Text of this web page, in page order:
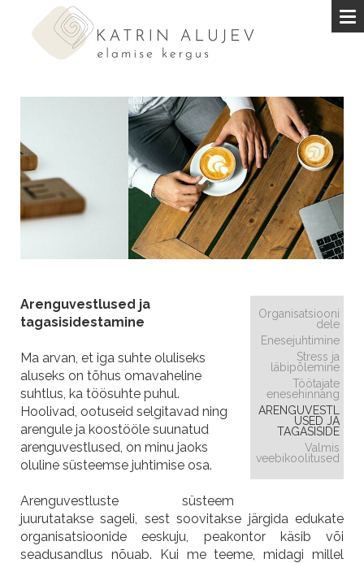
Organisatsiooni
dele
Enesejuhtimine
Stress ja
läbipõlemine
Töötajate
enesehinnang
ARENGUVESTL
USED JA
TAGASISIDE
Valmis
veebikoolitused
Arenguvestlused ja
tagasisidestamine
Ma arvan, et iga suhte oluliseks
aluseks on tõhus omavaheline
suhtlus, ka töösuhte puhul.
Hoolivad, ootuseid selgitavad ning
arengule ja koostööle suunatud
arenguvestlused, on minu jaoks
oluline süsteemse juhtimise osa.
Arenguvestluste süsteem
juurutatakse sageli, sest soovitakse järgida edukate
organisatsioonide eeskuju, peakontor käsib või
seadusandlus nõuab. Kui me teeme, midagi millel